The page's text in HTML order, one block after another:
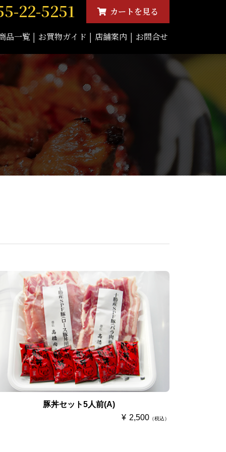
品一覧 お買物ガイド 店舗案内 お問合せ
22-5251 カートを見る
豚丼セット5人前(A)
2,500（税込）